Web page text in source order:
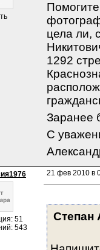
цела ли,
1292
Заранее
С
51
543
21 фев 2010 в
Степан